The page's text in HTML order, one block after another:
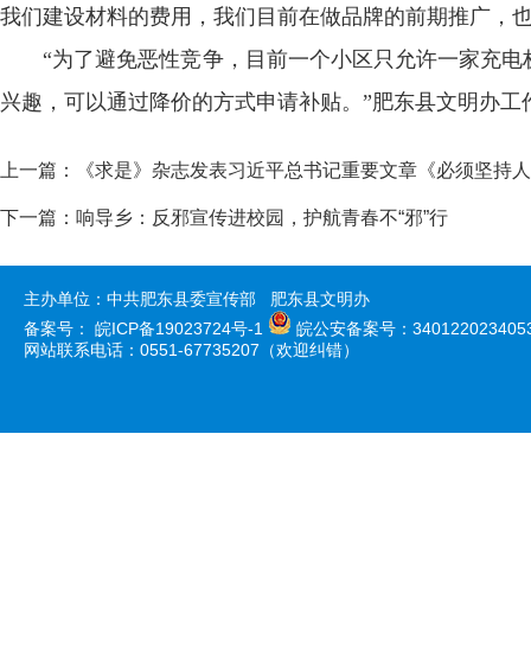
我们建设材料的费用，我们目前在做品牌的前期推广，
“为了避免恶性竞争，目前一个小区只允许一家充
兴趣，可以通过降价的方式申请补贴。”肥东县文明办工
上一篇： 《求是》杂志发表习近平总书记重要文章《必须坚持
下一篇： 响导乡：反邪宣传进校园，护航青春不“邪”行
主办单位：中共肥东县委宣传部 肥东县文明办
备案号： 皖ICP备19023724号-1
皖公安备案号：
网站联系电话：0551-67735207（欢迎纠错）